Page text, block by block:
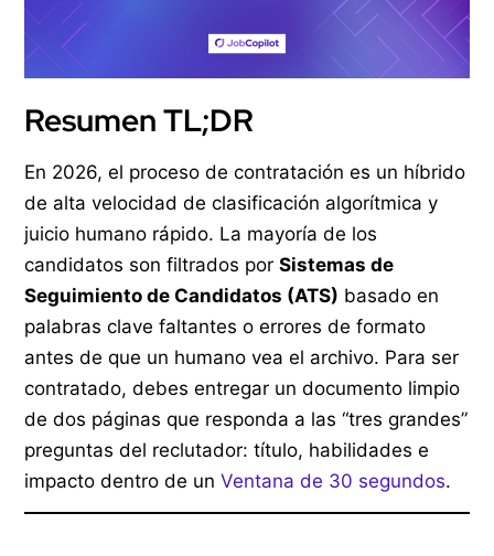
Resumen TL;DR
En 2026, el proceso de contratación es un híbrido
de alta velocidad de clasificación algorítmica y
juicio humano rápido. La mayoría de los
candidatos son filtrados porSistemas de
Seguimiento de Candidatos (ATS) basado en
palabras clave faltantes o errores de formato
antes de que un humano vea el archivo. Para ser
contratado, debes entregar un documento limpio
de dos páginas que responda a las “tres grandes”
preguntas del reclutador: título, habilidades e
impacto dentro de unVentana de 30 segundos.